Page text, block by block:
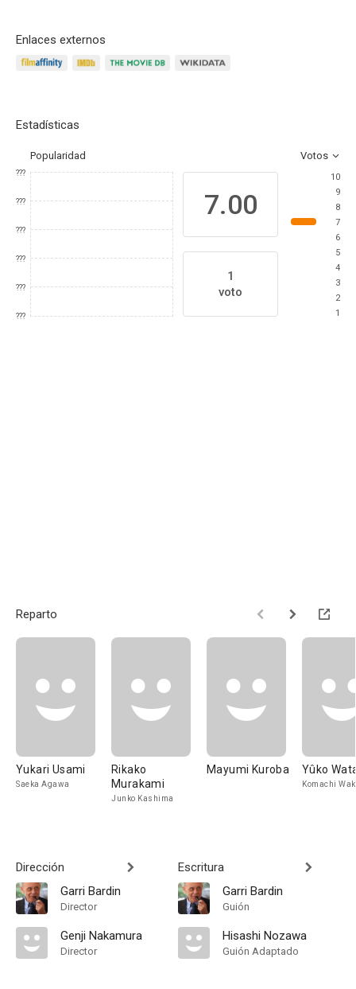
Enlaces externos
Estadísticas
Popularidad Votos
???
???
???
???
???
???
7.00
1
voto
10
9
8
7
6
5
4
3
2
1
Reparto
Yukari Usami
Saeka Agawa
Rikako
Murakami
Junko Kashima
Mayumi Kuroba Yûko
Komachi
Dirección
Garri Bardin
Director
Genji Nakamura
Director
Escritura
Garri Bardin
Guión
Hisashi Nozawa
Guión Adaptado